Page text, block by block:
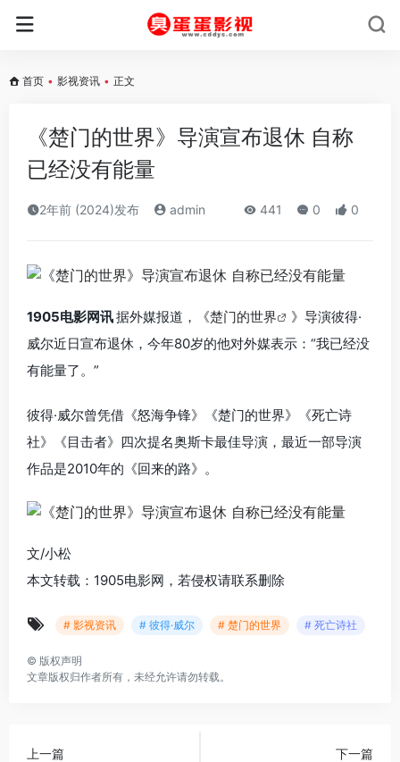
首页 • 影视资讯 • 正文
《楚门的世界》导演宣布退休 自称
已经没有能量
2年前 (2024)发布 admin 441 0 0
1905电影网讯据外媒报道，《楚门的世界
》导演彼得·
威尔近日宣布退休，今年80岁的他对外媒表示：“我已经没
有能量了。”
彼得·威尔曾凭借《怒海争锋》《楚门的世界》《死亡诗
社》《目击者》四次提名奥斯卡最佳导演，最近一部导演
作品是2010年的《回来的路》。
文/小松
本文转载：1905电影网，若侵权请联系删除
# 影视资讯 # 彼得·威尔 # 楚门的世界 # 死亡诗社
© 版权声明
文章版权归作者所有，未经允许请勿转载。
上一篇 下一篇